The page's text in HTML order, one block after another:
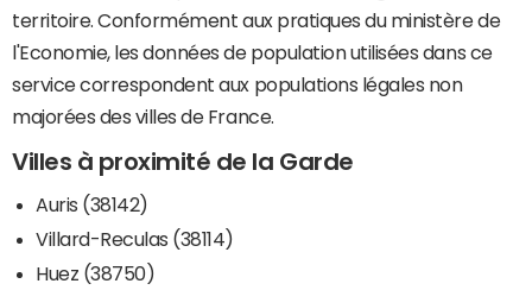
territoire. Conformément aux pratiques du ministère de
l'Economie, les données de population utilisées dans ce
service correspondent aux populations légales non
majorées des villes de France.
Villes à proximité de la Garde
Auris (38142)
Villard-Reculas (38114)
Huez (38750)